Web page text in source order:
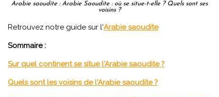
Arabie saoudite : Arabie Saoudite : où se situe-t-elle ? Quels sont ses
voisins ?
Retrouvez notre guide sur l'Arabie saoudite
Sommaire :
Sur quel continent se situe l'Arabie saoudite ?
Quels sont les voisins de l'Arabie saoudite ?